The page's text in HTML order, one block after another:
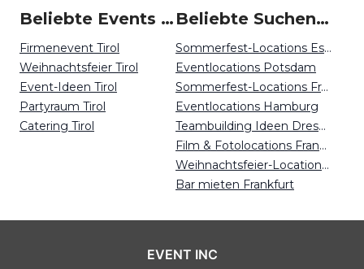
Beliebte Events in Tirol
Firmenevent Tirol
Weihnachtsfeier Tirol
Event-Ideen Tirol
Partyraum Tirol
Catering Tirol
Beliebte Suchen auf Event Inc
Sommerfest-Locations Essen
Eventlocations Potsdam
Sommerfest-Locations Frankfurt
Eventlocations Hamburg
Teambuilding Ideen Dresden
Film & Fotolocations Frankfurt
Weihnachtsfeier-Locations Bremen
Bar mieten Frankfurt
EVENT INC